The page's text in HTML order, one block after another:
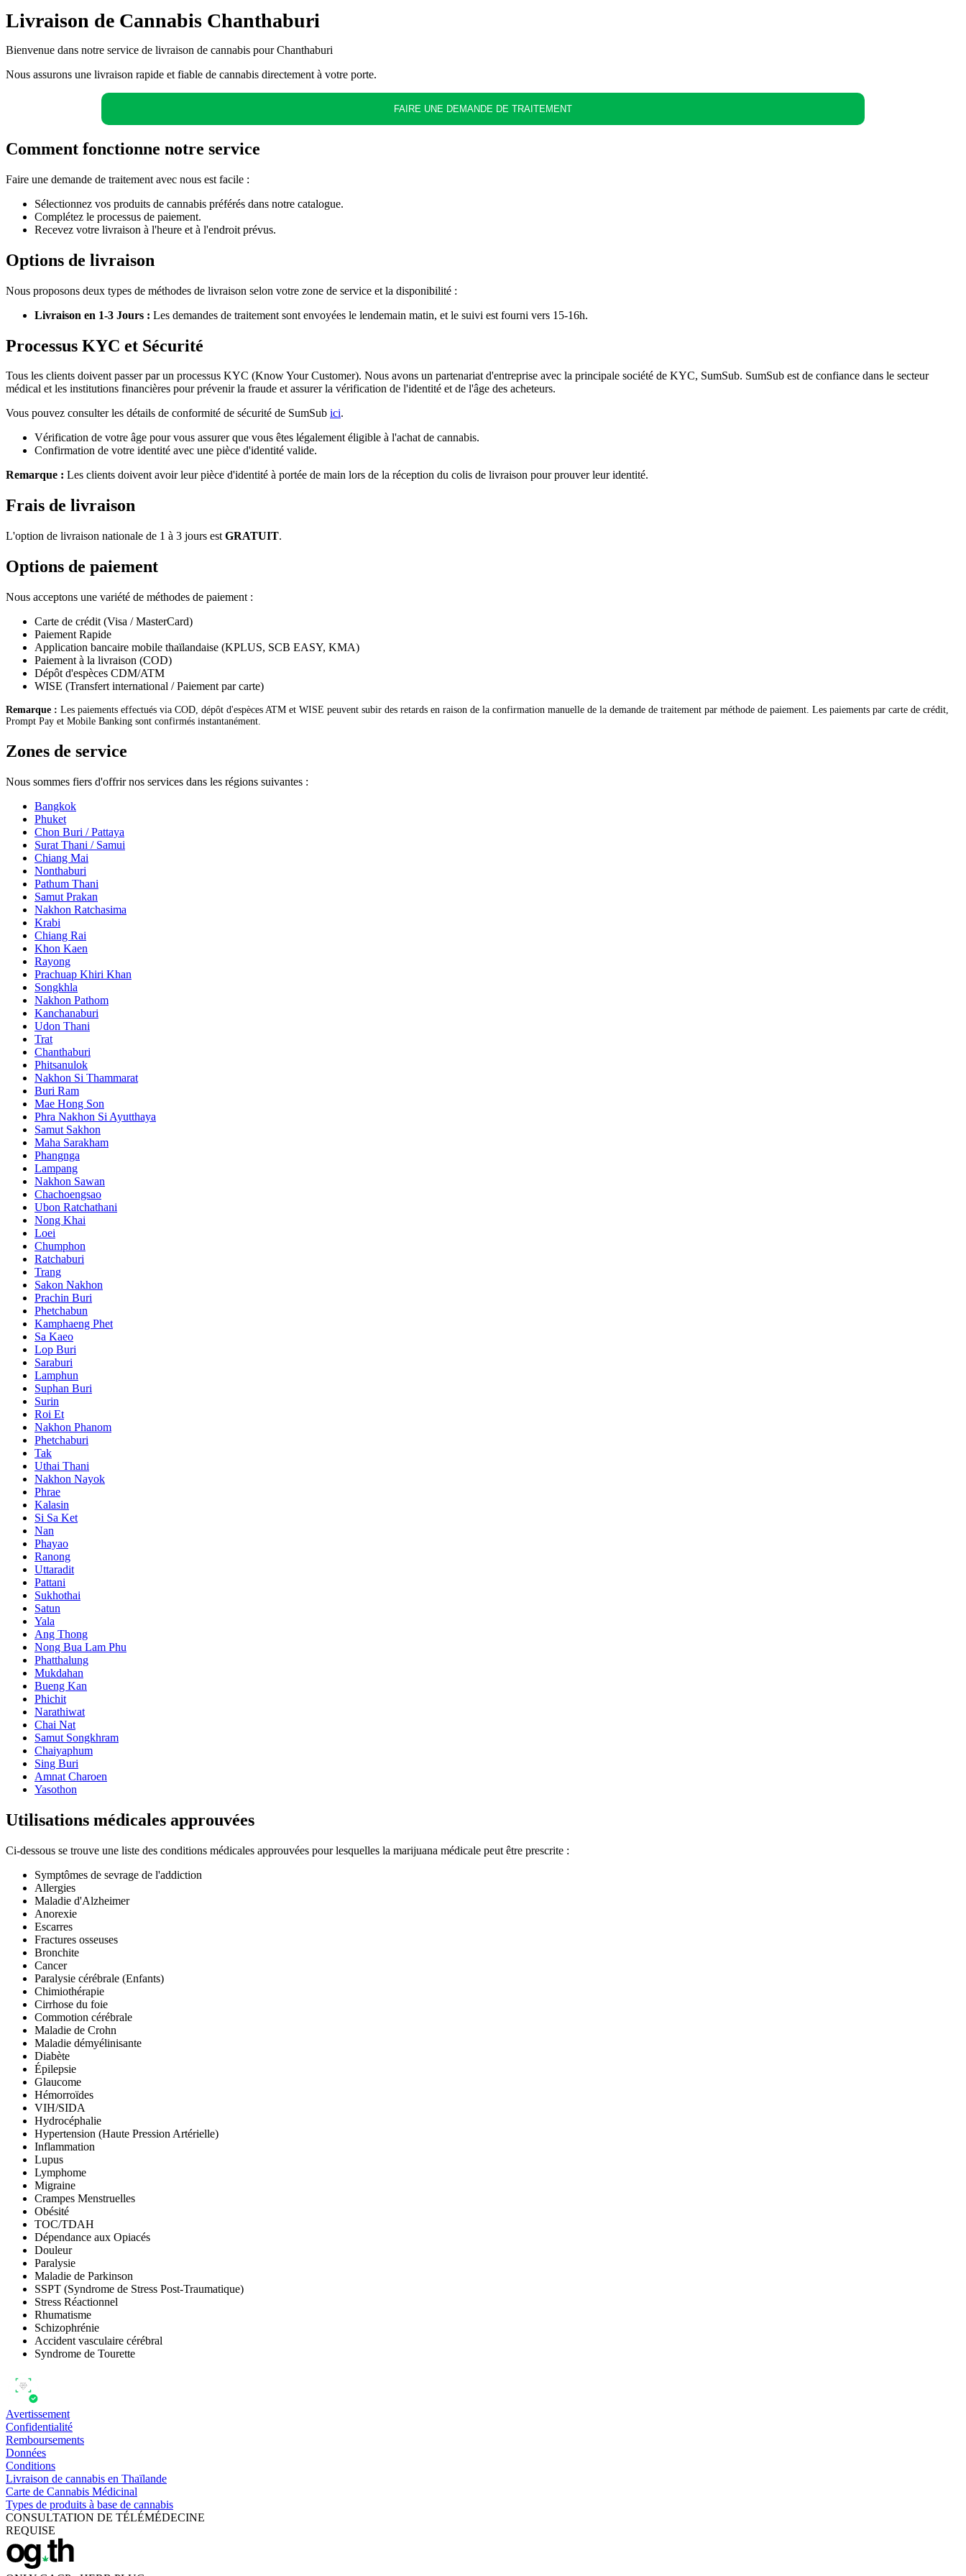
Livraison de Cannabis Chanthaburi
Bienvenue dans notre service de livraison de cannabis pour Chanthaburi
Nous assurons une livraison rapide et fiable de cannabis directement à votre porte.
FAIRE UNE DEMANDE DE TRAITEMENT
Comment fonctionne notre service
Faire une demande de traitement avec nous est facile :
Sélectionnez vos produits de cannabis préférés dans notre catalogue.
Complétez le processus de paiement.
Recevez votre livraison à l'heure et à l'endroit prévus.
Options de livraison
Nous proposons deux types de méthodes de livraison selon votre zone de service et la disponibilité :
Livraison en 1-3 Jours : Les demandes de traitement sont envoyées le lendemain matin, et le suivi est fourni vers 15-16h.
Processus KYC et Sécurité
Tous les clients doivent passer par un processus KYC (Know Your Customer). Nous avons un partenariat d'entreprise avec la principale société de KYC, SumSub. SumSub est de confiance dans le secteur
médical et les institutions financières pour prévenir la fraude et assurer la vérification de l'identité et de l'âge des acheteurs.
Vous pouvez consulter les détails de conformité de sécurité de SumSub ici.
Vérification de votre âge pour vous assurer que vous êtes légalement éligible à l'achat de cannabis.
Confirmation de votre identité avec une pièce d'identité valide.
Remarque : Les clients doivent avoir leur pièce d'identité à portée de main lors de la réception du colis de livraison pour prouver leur identité.
Frais de livraison
L'option de livraison nationale de 1 à 3 jours est GRATUIT.
Options de paiement
Nous acceptons une variété de méthodes de paiement :
Carte de crédit (Visa / MasterCard)
Paiement Rapide
Application bancaire mobile thaïlandaise (KPLUS, SCB EASY, KMA)
Paiement à la livraison (COD)
Dépôt d'espèces CDM/ATM
WISE (Transfert international / Paiement par carte)
Remarque : Les paiements effectués via COD, dépôt d'espèces ATM et WISE peuvent subir des retards en raison de la confirmation manuelle de la demande de traitement par méthode de paiement. Les paiements par carte de crédit,
Prompt Pay et Mobile Banking sont confirmés instantanément.
Zones de service
Nous sommes fiers d'offrir nos services dans les régions suivantes :
Bangkok
Phuket
Chon Buri / Pattaya
Surat Thani / Samui
Chiang Mai
Nonthaburi
Pathum Thani
Samut Prakan
Nakhon Ratchasima
Krabi
Chiang Rai
Khon Kaen
Rayong
Prachuap Khiri Khan
Songkhla
Nakhon Pathom
Kanchanaburi
Udon Thani
Trat
Chanthaburi
Phitsanulok
Nakhon Si Thammarat
Buri Ram
Mae Hong Son
Phra Nakhon Si Ayutthaya
Samut Sakhon
Maha Sarakham
Phangnga
Lampang
Nakhon Sawan
Chachoengsao
Ubon Ratchathani
Nong Khai
Loei
Chumphon
Ratchaburi
Trang
Sakon Nakhon
Prachin Buri
Phetchabun
Kamphaeng Phet
Sa Kaeo
Lop Buri
Saraburi
Lamphun
Suphan Buri
Surin
Roi Et
Nakhon Phanom
Phetchaburi
Tak
Uthai Thani
Nakhon Nayok
Phrae
Kalasin
Si Sa Ket
Nan
Phayao
Ranong
Uttaradit
Pattani
Sukhothai
Satun
Yala
Ang Thong
Nong Bua Lam Phu
Phatthalung
Mukdahan
Bueng Kan
Phichit
Narathiwat
Chai Nat
Samut Songkhram
Chaiyaphum
Sing Buri
Amnat Charoen
Yasothon
Utilisations médicales approuvées
Ci-dessous se trouve une liste des conditions médicales approuvées pour lesquelles la marijuana médicale peut être prescrite :
Symptômes de sevrage de l'addiction
Allergies
Maladie d'Alzheimer
Anorexie
Escarres
Fractures osseuses
Bronchite
Cancer
Paralysie cérébrale (Enfants)
Chimiothérapie
Cirrhose du foie
Commotion cérébrale
Maladie de Crohn
Maladie démyélinisante
Diabète
Épilepsie
Glaucome
Hémorroïdes
VIH/SIDA
Hydrocéphalie
Hypertension (Haute Pression Artérielle)
Inflammation
Lupus
Lymphome
Migraine
Crampes Menstruelles
Obésité
TOC/TDAH
Dépendance aux Opiacés
Douleur
Paralysie
Maladie de Parkinson
SSPT (Syndrome de Stress Post-Traumatique)
Stress Réactionnel
Rhumatisme
Schizophrénie
Accident vasculaire cérébral
Syndrome de Tourette
Avertissement
Confidentialité
Remboursements
Données
Conditions
Livraison de cannabis en Thaïlande
Carte de Cannabis Médicinal
Types de produits à base de cannabis
CONSULTATION DE TÉLÉMÉDECINE
REQUISE